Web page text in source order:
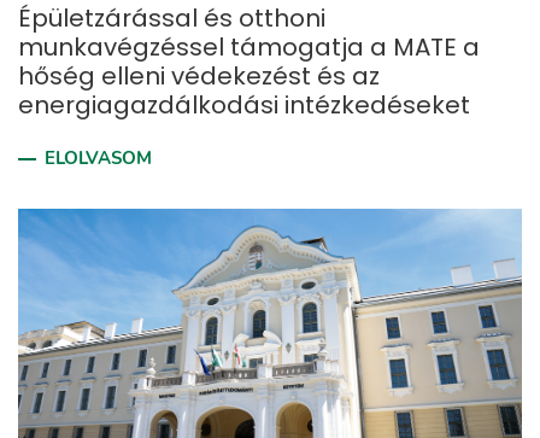
Épületzárással és otthoni
munkavégzéssel támogatja a MATE a
hőség elleni védekezést és az
energiagazdálkodási intézkedéseket
ELOLVASOM